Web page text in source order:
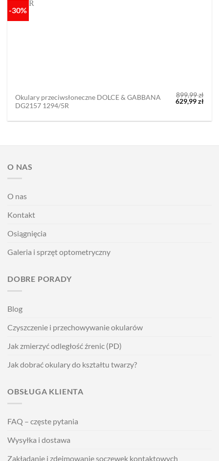
-30%
Okulary przeciwsłoneczne DOLCE & GABBANA
DG2157 1294/5R
899,99zł
Pierwotna
cena
899,99 zł.
629,99zł
O NAS
O nas
Kontakt
Osiągnięcia
Galeria i sprzęt optometryczny
DOBRE PORADY
Blog
Czyszczenie i przechowywanie okularów
Jak zmierzyć odległość źrenic (PD)
Jak dobrać okulary do kształtu twarzy?
OBSŁUGA KLIENTA
FAQ – częste pytania
Wysyłka i dostawa
Zakładanie i zdejmowanie soczewek kontaktowych